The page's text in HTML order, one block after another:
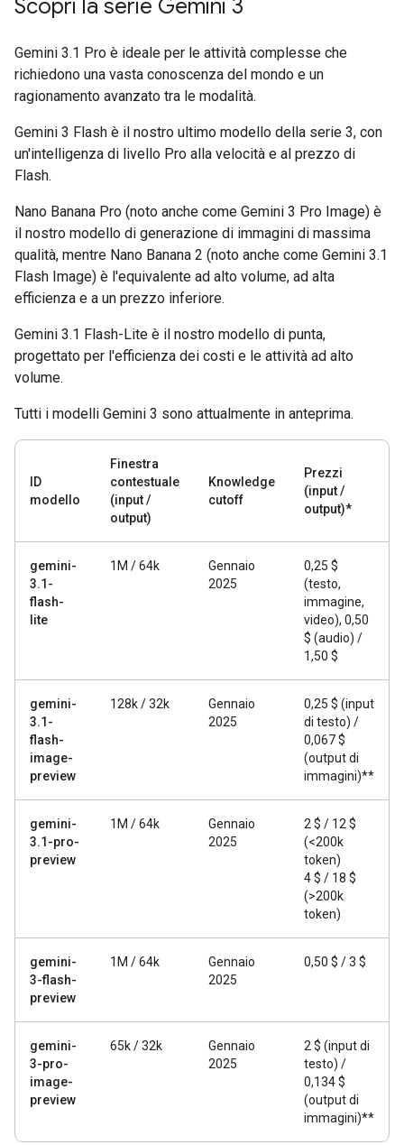
Scopri la serie Gemini 3
Gemini 3.1 Pro è ideale per le attività complesse che
richiedono una vasta conoscenza del mondo e un
ragionamento avanzato tra le modalità.
Gemini 3 Flash è il nostro ultimo modello della serie 3, con
un'intelligenza di livello Pro alla velocità e al prezzo di
Flash.
Nano Banana Pro (noto anche come Gemini 3 Pro Image) è
il nostro modello di generazione di immagini di massima
qualità, mentre Nano Banana 2 (noto anche come Gemini 3.1
Flash Image) è l'equivalente ad alto volume, ad alta
efficienza e a un prezzo inferiore.
Gemini 3.1 Flash-Lite è il nostro modello di punta,
progettato per l'efficienza dei costi e le attività ad alto
volume.
Tutti i modelli Gemini 3 sono attualmente in anteprima.
ID
modello
Finestra
contestuale
(input /
output)
Knowledge
cutoff
Prezzi
(input /
output)*
gemini-
3.1-
flash-
lite
1M / 64k
Gennaio
2025
0,25 $
(testo,
immagine,
video), 0,50
$ (audio) /
1,50 $
gemini-
3.1-
flash-
image-
preview
128k / 32k
Gennaio
2025
0,25 $ (input
di testo) /
0,067 $
(output di
immagini)**
gemini-
3.1-pro-
preview
1M / 64k
Gennaio
2025
2 $ / 12 $
(<200k
token)
4 $ / 18 $
(>200k
token)
gemini-
3-flash-
preview
1M / 64k
Gennaio
2025
0,50 $ / 3 $
gemini-
3-pro-
image-
preview
65k / 32k
Gennaio
2025
2 $ (input di
testo) /
0,134 $
(output di
immagini)**